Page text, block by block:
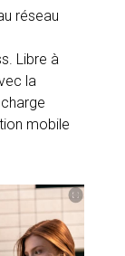
réseau
Libre à
la
mobile